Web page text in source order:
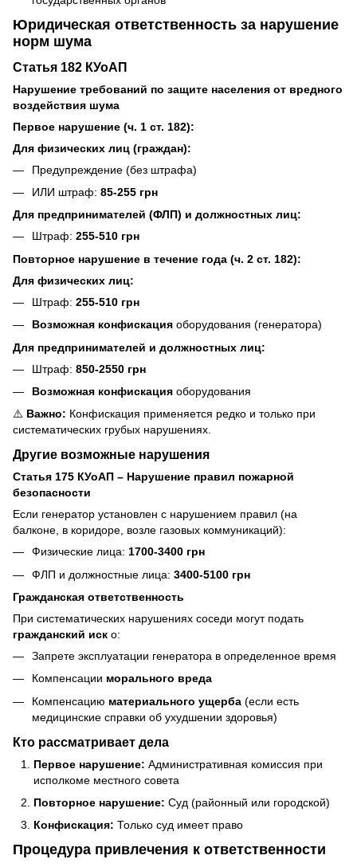
Юридическая ответственность за нарушение
норм шума
Статья 182 КУоАП
Нарушение требований по защите населения от вредного
воздействия шума
Первое нарушение (ч. 1 ст. 182):
Для физических лиц (граждан):
Предупреждение (без штрафа)
ИЛИ штраф: 85-255 грн
Для предпринимателей (ФЛП) и должностных лиц:
Штраф: 255-510 грн
Повторное нарушение в течение года (ч. 2 ст. 182):
Для физических лиц:
Штраф: 255-510 грн
Возможная конфискация оборудования (генератора)
Для предпринимателей и должностных лиц:
Штраф: 850-2550 грн
Возможная конфискация оборудования
⚠️ Важно: Конфискация применяется редко и только при
систематических грубых нарушениях.
Другие возможные нарушения
Статья 175 КУоАП – Нарушение правил пожарной
безопасности
Если генератор установлен с нарушением правил (на
балконе, в коридоре, возле газовых коммуникаций):
Физические лица: 1700-3400 грн
ФЛП и должностные лица: 3400-5100 грн
Гражданская ответственность
При систематических нарушениях соседи могут подать
гражданский иск о:
Запрете эксплуатации генератора в определенное время
Компенсации морального вреда
Компенсацию материального ущерба (если есть
медицинские справки об ухудшении здоровья)
Кто рассматривает дела
Первое нарушение: Административная комиссия при
исполкоме местного совета
Повторное нарушение: Суд (районный или городской)
Конфискация: Только суд имеет право
Процедура привлечения к ответственности